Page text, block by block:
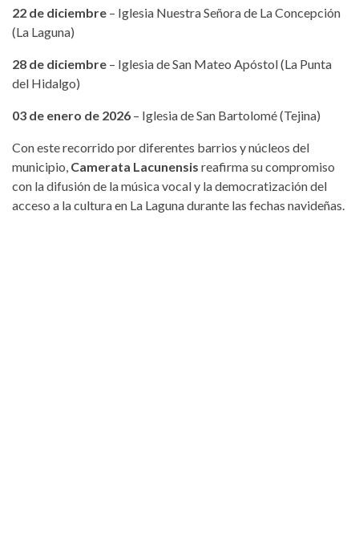
22 de diciembre – Iglesia Nuestra Señora de La Concepción
(La Laguna)
28 de diciembre – Iglesia de San Mateo Apóstol (La Punta
del Hidalgo)
03 de enero de 2026 – Iglesia de San Bartolomé (Tejina)
Con este recorrido por diferentes barrios y núcleos del
municipio, Camerata Lacunensis reafirma su compromiso
con la difusión de la música vocal y la democratización del
acceso a la cultura en La Laguna durante las fechas navideñas.